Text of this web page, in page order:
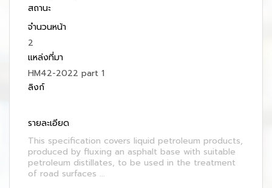
สถานะ
จำนวนหน้า
2
แหล่งที่มา
HM42-2022 part 1
ลิงก์
รายละเอียด
This specification covers liquid petroleum products,
produced by fluxing an asphalt base with suitable
petroleum distillates, to be used in the treatment
of road surfaces ...